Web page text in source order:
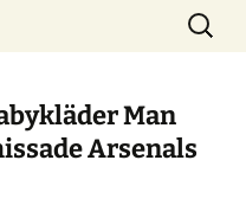
Sök
efter:
Man
Arsenals